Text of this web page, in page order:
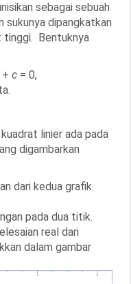
sebagai sebuah
sukunya dipangkatkan
tinggi. Bentuknya
+ c = 0,
linier ada pada
digambarkan
dari kedua grafik
pada dua titik.
real dari
dalam gambar